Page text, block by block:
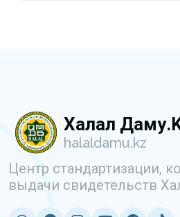
Халал
halaldamu.kz
Центр стандартизации,
выдачи свидетельств